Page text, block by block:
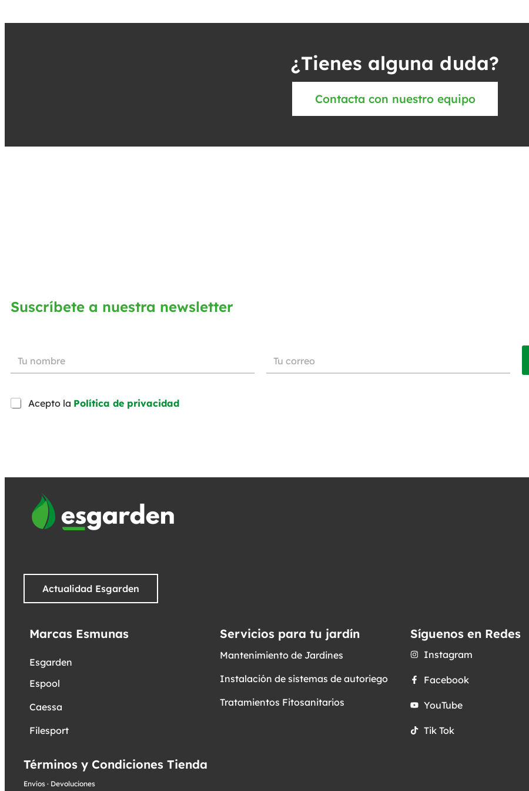
¿Tienes alguna duda?
Contacta con nuestro equipo
Suscríbete a nuestra newsletter
Acepto la Política de privacidad
Actualidad Esgarden
Marcas Esmunas
Esgarden
Espool
Caessa
Filesport
Servicios para tu jardín
Mantenimiento de Jardines
Instalación de sistemas de autoriego
Tratamientos Fitosanitarios
Síguenos en Redes
Instagram
Facebook
YouTube
Tik Tok
Términos y Condiciones Tienda
Envíos · Devoluciones